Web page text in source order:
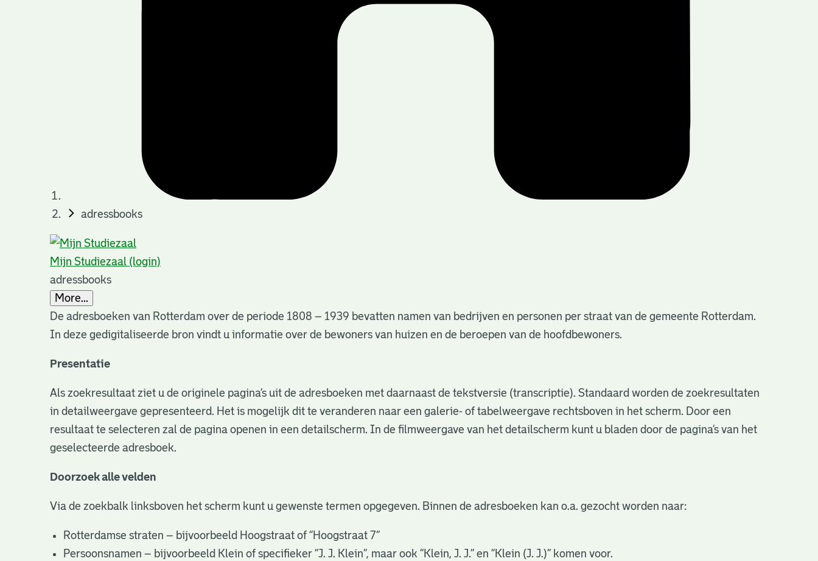
adressbooks
Mijn Studiezaal (login)
adressbooks
More...
De adresboeken van Rotterdam over de periode 1808 – 1939 bevatten namen van bedrijven en personen per straat van de gemeente Rotterdam.
In deze gedigitaliseerde bron vindt u informatie over de bewoners van huizen en de beroepen van de hoofdbewoners.
Presentatie
Als zoekresultaat ziet u de originele pagina’s uit de adresboeken met daarnaast de tekstversie (transcriptie). Standaard worden de zoekresultaten
in detailweergave gepresenteerd. Het is mogelijk dit te veranderen naar een galerie- of tabelweergave rechtsboven in het scherm. Door een
resultaat te selecteren zal de pagina openen in een detailscherm. In de filmweergave van het detailscherm kunt u bladen door de pagina’s van het
geselecteerde adresboek.
Doorzoek alle velden
Via de zoekbalk linksboven het scherm kunt u gewenste termen opgegeven. Binnen de adresboeken kan o.a. gezocht worden naar:
Rotterdamse straten – bijvoorbeeld Hoogstraat of “Hoogstraat 7”
Persoonsnamen – bijvoorbeeld Klein of specifieker “J. J. Klein”, maar ook ”Klein, J. J.” en “Klein (J. J.)” komen voor.